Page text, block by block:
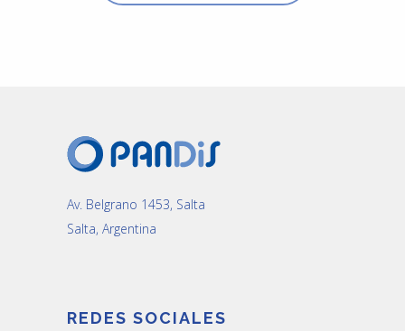
Av. Belgrano 1453, Salta
Salta, Argentina
REDES SOCIALES